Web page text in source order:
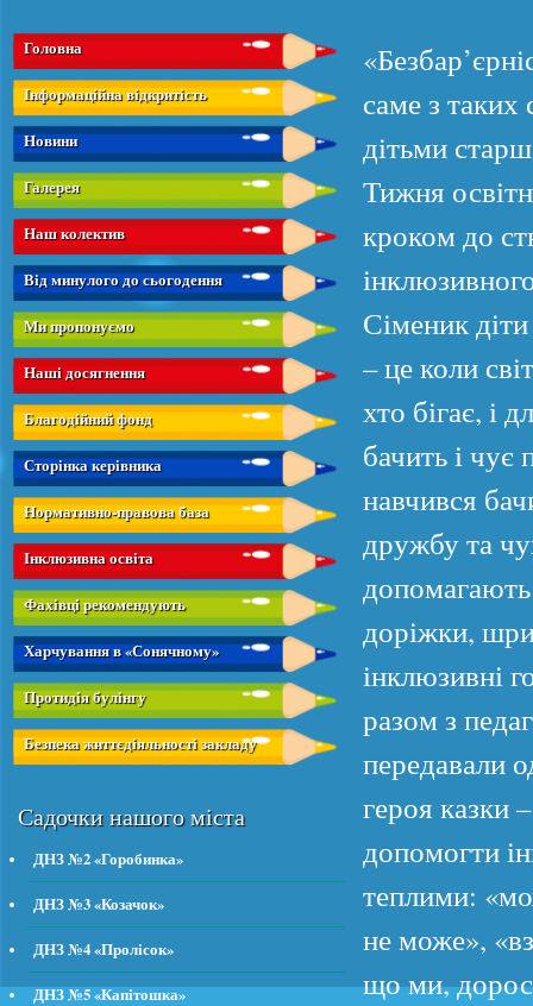
Головна
Інформаційна відкритість
Новини
Галерея
Наш колектив
Від минулого до сьогодення
Ми пропонуємо
Наші досягнення
Благодійний фонд
Сторінка керівника
Нормативно-правова база
Інклюзивна освіта
Фахівці рекомендують
Харчування в «Сонячному»
Протидія булінгу
Безпека життєдіяльності закладу
Садочки нашого міста
ДНЗ №2 «Горобинка»
ДНЗ №3 «Козачок»
ДНЗ №4 «Пролісок»
ДНЗ №5 «Капітошка»
саме з таких
дітьми
Тижня
кроком до
Сіменик
– це коли
хто бігає, і
бачить і
навчився
дружбу та
доріжки,
інклюзивні
разом з
передавали
героя казки
допомогти
теплими:
не може»,
що ми,